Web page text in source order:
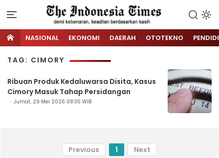
NASIONAL EKONOMI DAERAH OTOTEKNO
TAG: CIMORY
Ribuan Produk Kedaluwarsa Disita, Kasus
Cimory Masuk Tahap Persidangan
Jumat, 29 Mei 2026 08:35 WIB
Previous 1 Next